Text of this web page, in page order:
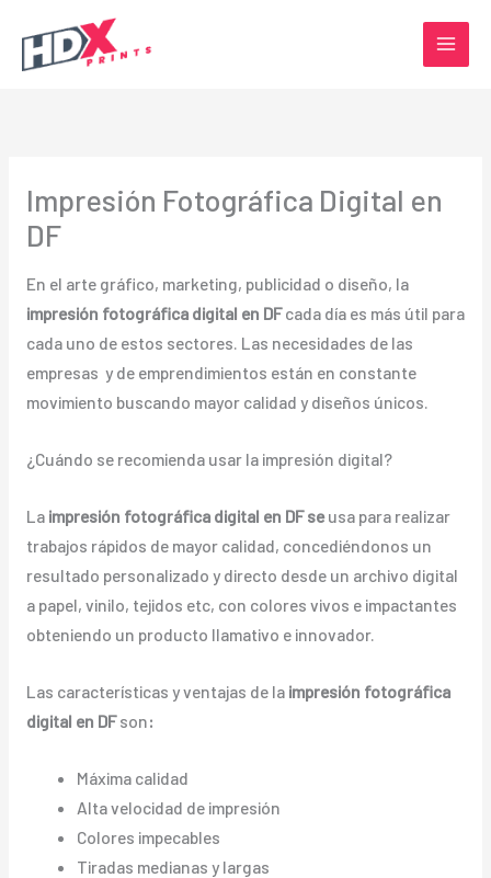
contenido
Impresión Fotográfica Digital en
DF
En el arte gráfico, marketing, publicidad o diseño, la
impresión fotográfica digital en DFcada día es más útil para
cada uno de estos sectores. Las necesidades de las
empresas y de emprendimientos están en constante
movimiento buscando mayor calidad y diseños únicos.
¿Cuándo se recomienda usar la impresión digital?
La impresión fotográfica digital en DF seusa para realizar
trabajos rápidos de mayor calidad, concediéndonos un
resultado personalizado y directo desde un archivo digital
a papel, vinilo, tejidos etc, con colores vivos e impactantes
obteniendo un producto llamativo e innovador.
Las características y ventajas de la impresión fotográfica
digital en DFson:
Máxima calidad
Alta velocidad de impresión
Colores impecables
Tiradas medianas y largas